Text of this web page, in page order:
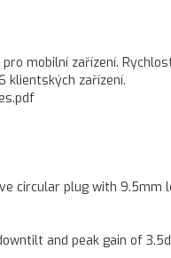
mobilní zařízení.
klientských zařízení.
circular plug with 9.5mm
and peak gain of